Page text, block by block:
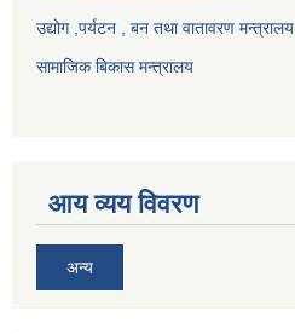
उद्योग ,पर्यटन , बन तथा वातावरण मन्त्रालय
सामाजिक बिकास मन्त्रालय
आय व्यय विवरण
अन्य